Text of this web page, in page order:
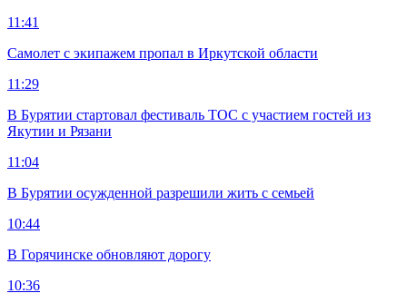
11:41
Самолет с экипажем пропал в Иркутской области
11:29
В Бурятии стартовал фестиваль ТОС с участием гостей из
Якутии и Рязани
11:04
В Бурятии осужденной разрешили жить с семьей
10:44
В Горячинске обновляют дорогу
10:36